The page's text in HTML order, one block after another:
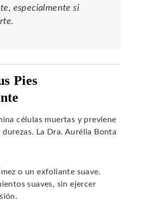
especialmente si
Pies
células muertas y previene
durezas. La Dra. Aurélia Bonta
o un exfoliante suave.
suaves, sin ejercer